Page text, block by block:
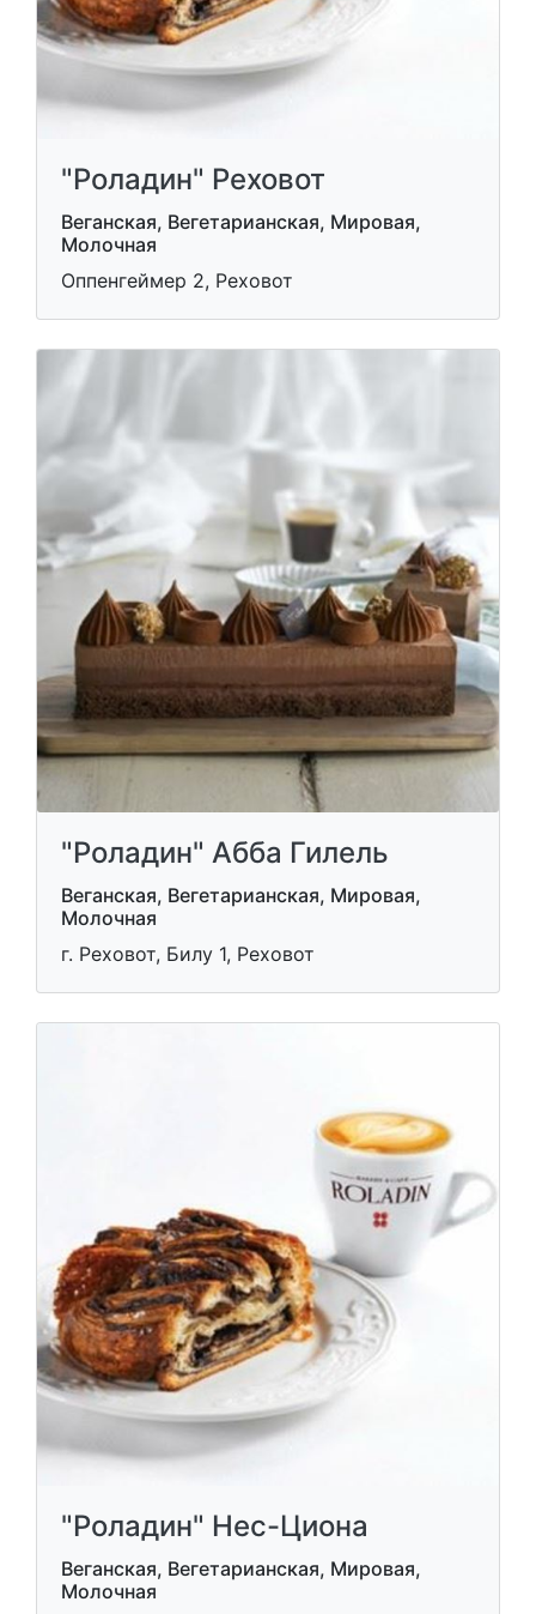
"Роладин" Реховот
Веганская, Вегетарианская, Мировая,
Молочная
Оппенгеймер 2, Реховот
"Роладин" Абба Гилель
Веганская, Вегетарианская, Мировая,
Молочная
г. Реховот, Билу 1, Реховот
"Роладин" Нес-Циона
Веганская, Вегетарианская, Мировая,
Молочная